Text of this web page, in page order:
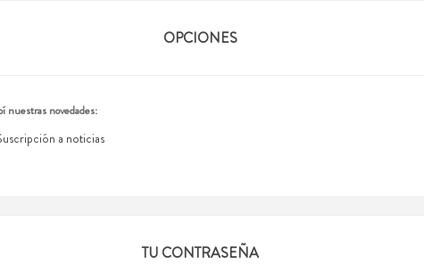
OPCIONES
nuestras novedades:
a noticias
TU CONTRASEÑA